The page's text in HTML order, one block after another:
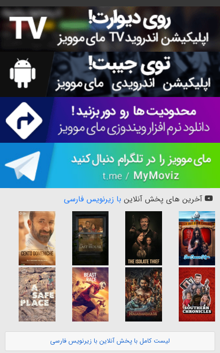
آخرین های پخش آنلاین با زیرنویس فارسی
لیست کامل با پخش آنلاین با زیرنویس فارسی